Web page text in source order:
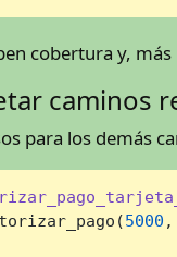
cobertura y,
caminos
para los demás
5000 ,